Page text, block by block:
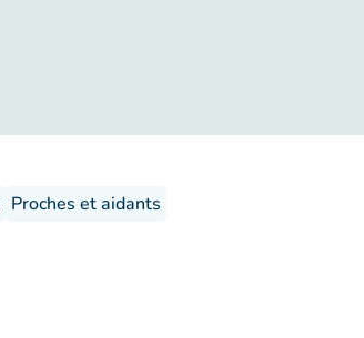
Proches et aidants